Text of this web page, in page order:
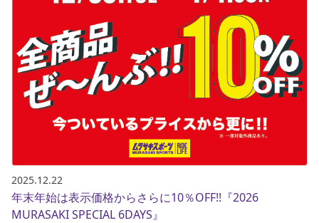
CONTENTS
ブランド一覧
特集一覧
スタッフスナップ
SUPPORT
ご利用ガイド
会員ランク
店頭受取サービス
アフターサポート
下取り保証について
よくある質問
店舗一覧
ニュース
2025.12.22
年末年始は表示価格からさらに10％OFF!!『2026
MURASAKI SPECIAL 6DAYS』